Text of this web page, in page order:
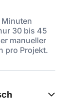
Minuten
30 bis 45
manueller
pro Projekt.